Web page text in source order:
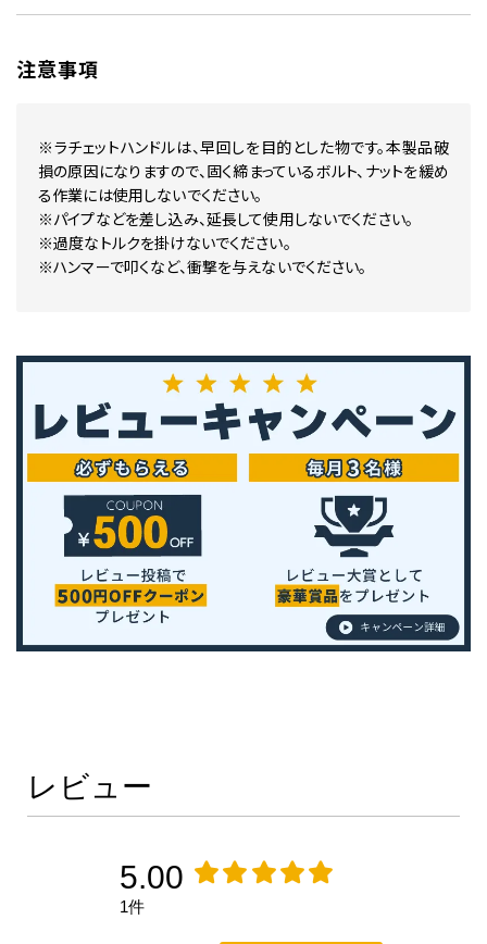
注意事項
※ラチェットハンドルは、早回しを目的とした物です。本製品破
損の原因になりますので、固く締まっているボルト、ナットを緩め
る作業には使用しないでください。
※パイプなどを差し込み、延長して使用しないでください。
※過度なトルクを掛けないでください。
※ハンマーで叩くなど、衝撃を与えないでください。
レビュー
5.00
1件